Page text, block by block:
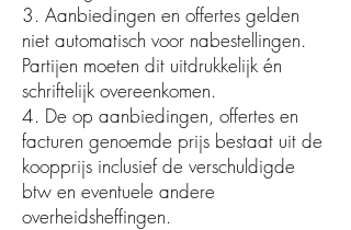
3. Aanbiedingen en offertes gelden
niet automatisch voor nabestellingen.
Partijen moeten dit uitdrukkelijk én
schriftelijk overeenkomen.
4. De op aanbiedingen, offertes en
facturen genoemde prijs bestaat uit de
koopprijs inclusief de verschuldigde
btw en eventuele andere
overheidsheffingen.